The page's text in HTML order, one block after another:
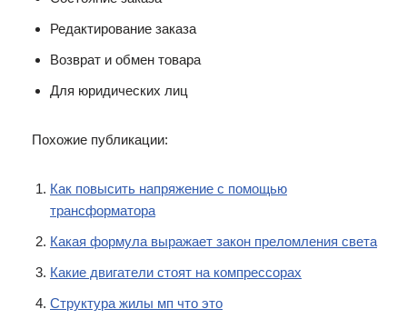
Редактирование заказа
Возврат и обмен товара
Для юридических лиц
Похожие публикации:
Как повысить напряжение с помощью
трансформатора
Какая формула выражает закон преломления света
Какие двигатели стоят на компрессорах
Структура жилы мп что это